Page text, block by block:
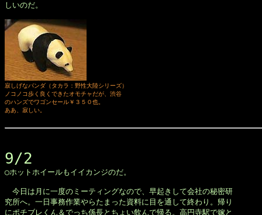
しいのだ。
寂しげなパンダ（タカラ：野性大陸シリーズ）
ノコノコ歩く良くできたオモチャだが、渋谷
のハンズでワゴンセール￥３５０也。
ああ、寂しい。
9/2
◯ホットホイールもイイカンジのだ。
今日は月に一度のミーティングなので、早起きして会社の秘密研
究所へ。一日事務作業やらたまった資料に目を通して終わり。帰り
にポチブレくん＆でっち係長とちょい飲んで帰る。高円寺駅で嫁と